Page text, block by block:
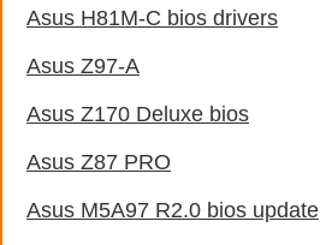
Asus H81M-C bios drivers
Asus Z97-A
Asus Z170 Deluxe bios
Asus Z87 PRO
Asus M5A97 R2.0 bios update